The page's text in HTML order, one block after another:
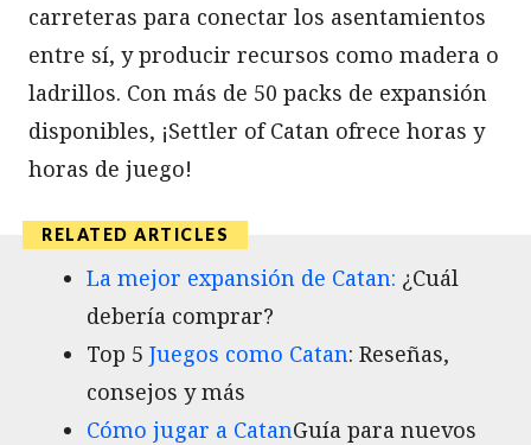
carreteras para conectar los asentamientos
entre sí, y producir recursos como madera o
ladrillos. Con más de 50 packs de expansión
disponibles, ¡Settler of Catan ofrece horas y
horas de juego!
La mejor expansión de Catan: ¿Cuál
debería comprar?
Top 5 Juegos como Catan: Reseñas,
consejos y más
Cómo jugar a CatanGuía para nuevos